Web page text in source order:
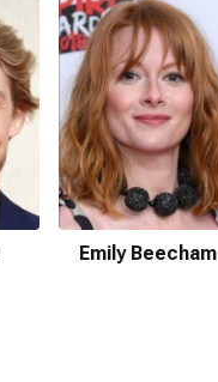
Emily Beecham